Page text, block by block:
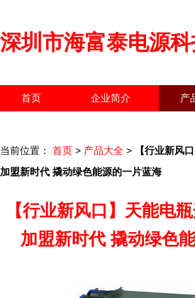
深圳市海富泰电源科
首页 企业简介 产
当前位置： 首页 > 产品大全 >
【行业新风
加盟新时代 撬动绿色能源的一片蓝海
【行业新风口】天能电
加盟新时代 撬动绿色